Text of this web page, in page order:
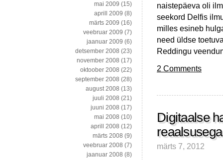
naistepäeva oli
seekord Delfis
milles esineb
need üldse
Reddingu
2 Comments
Digitaalse
reaalsusega
märts 7, 2012
mai 2009 (15)
aprill 2009 (8)
märts 2009 (16)
veebruar 2009 (7)
jaanuar 2009 (6)
detsember 2008 (23)
november 2008 (17)
oktoober 2008 (22)
september 2008 (28)
august 2008 (13)
juuli 2008 (21)
juuni 2008 (17)
mai 2008 (10)
aprill 2008 (12)
märts 2008 (9)
veebruar 2008 (7)
jaanuar 2008 (8)